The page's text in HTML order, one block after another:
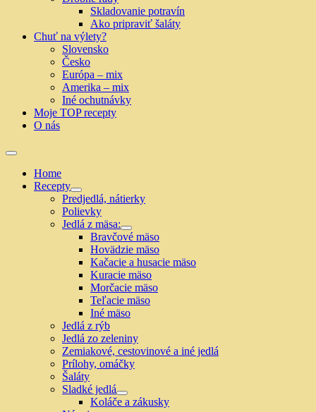
Skladovanie potravín
Ako pripraviť šaláty
Chuť na výlety?
Slovensko
Česko
Európa – mix
Amerika – mix
Iné ochutnávky
Moje TOP recepty
O nás
Home
Recepty
Show
sub
menu
Predjedlá, nátierky
Polievky
Jedlá z mäsa:
Show
sub
menu
Bravčové mäso
Hovädzie mäso
Kačacie a husacie mäso
Kuracie mäso
Morčacie mäso
Teľacie mäso
Iné mäso
Jedlá z rýb
Jedlá zo zeleniny
Zemiakové, cestovinové a iné jedlá
Prílohy, omáčky
Šaláty
Sladké jedlá
Show
sub
Koláče a zákusky